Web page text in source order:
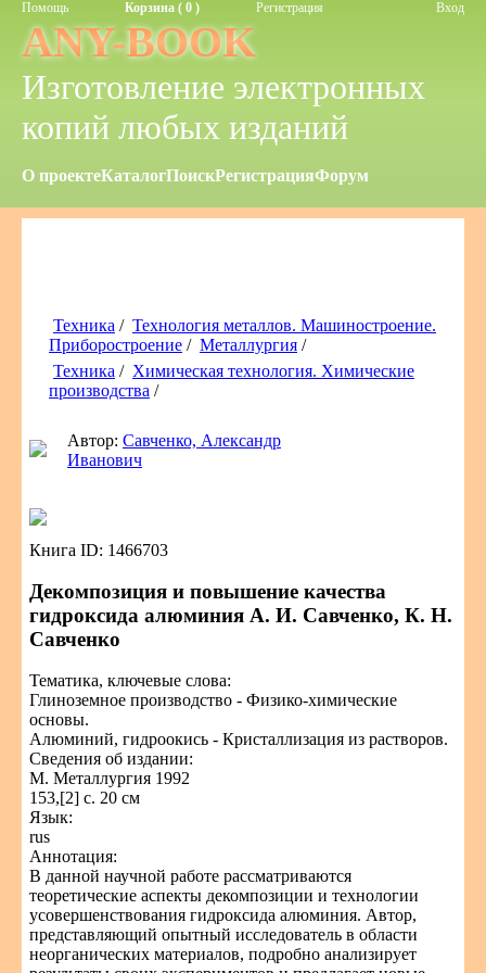
Помощь Корзина ( 0 ) Регистрация Вход
ANY-BOOK
Изготовление электронных
копий любых изданий
О проектеКаталогПоискРегистрацияФорум
Техника / Технология металлов. Машиностроение.
Приборостроение / Металлургия /
Техника / Химическая технология. Химические
производства /
Автор: Савченко, Александр
Иванович
Книга ID: 1466703
Декомпозиция и повышение качества
гидроксида алюминия А. И. Савченко, К. Н.
Савченко
Тематика, ключевые слова:
Глиноземное производство - Физико-химические
основы.
Алюминий, гидроокись - Кристаллизация из растворов.
Сведения об издании:
М. Металлургия 1992
153,[2] с. 20 см
Язык:
rus
Аннотация:
В данной научной работе рассматриваются
теоретические аспекты декомпозиции и технологии
усовершенствования гидроксида алюминия. Автор,
представляющий опытный исследователь в области
неорганических материалов, подробно анализирует